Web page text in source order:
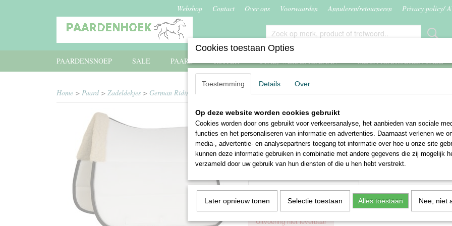
Webshop Contact Over ons Voorwaarden Annuleren/retourneren Privacy policy/
PAARDENSNOEP SALE PAARD RUITER STAL, WEIDE, RIJBAAN MEGA RIJBROEKEN SALE
Home > Paard> Zadeldekjes > German Riding dekje Dosse
German Riding dekje
€ 24,90 € 14,95 (inclusief btw 21%)
✘Niet op voorraad
Uitvoering niet leverbaar
Cookies toestaan Opties
Toestemming Details Over
Op deze website worden cookies gebruikt
Cookies worden door ons gebruikt voor verkeersanalyse, het aanbieden van sociale
functies en het personaliseren van informatie en advertenties. Daarnaast verlenen we
media-, advertentie- en analysepartners toegang tot informatie over hoe u onze site
kunnen deze informatie gebruiken in combinatie met andere gegevens die zij mogelijk
verzameld door uw gebruik van hun diensten of die u hen hebt verstrekt.
Later opnieuw tonen Selectie toestaan Alles toestaan Nee, niet